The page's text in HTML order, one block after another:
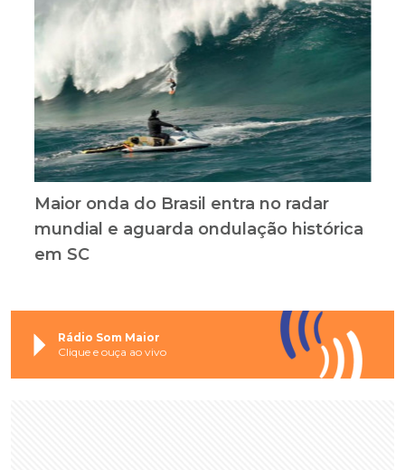
Maior onda do Brasil entra no radar
mundial e aguarda ondulação histórica
em SC
Rádio Som Maior
Clique e ouça ao vivo